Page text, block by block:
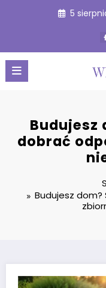
5
Budujesz
dobrać
Budujesz